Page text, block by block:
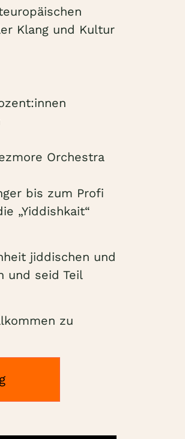
Klang und Kultur
Orchestra
bis zum Profi
„Yiddishkait“
jiddischen und
und seid Teil
zu